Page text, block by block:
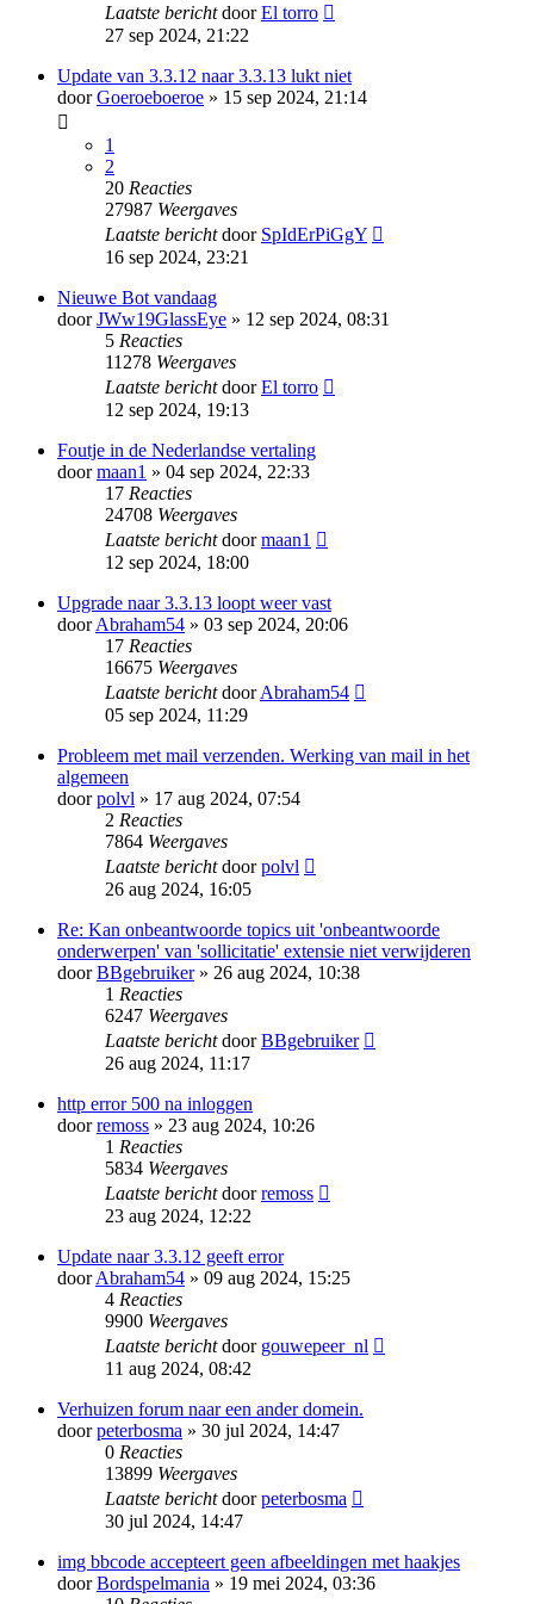
Laatste berichtdoorEl torro
27 sep 2024, 21:22
Update van 3.3.12 naar 3.3.13 lukt niet
doorGoeroeboeroe » 15 sep 2024, 21:14
1
2
20 Reacties
27987 Weergaves
Laatste berichtdoor SpIdErPiGgY
16 sep 2024, 23:21
Nieuwe Bot vandaag
doorJWw19GlassEye » 12 sep 2024, 08:31
5 Reacties
11278 Weergaves
Laatste berichtdoorEl torro
12 sep 2024, 19:13
Foutje in de Nederlandse vertaling
doormaan1 » 04 sep 2024, 22:33
17 Reacties
24708 Weergaves
Laatste berichtdoormaan1
12 sep 2024, 18:00
Upgrade naar 3.3.13 loopt weer vast
doorAbraham54 » 03 sep 2024, 20:06
17 Reacties
16675 Weergaves
Laatste berichtdoorAbraham54
05 sep 2024, 11:29
Probleem met mail verzenden. Werking van mail in het
algemeen
doorpolvl » 17 aug 2024, 07:54
2 Reacties
7864 Weergaves
Laatste berichtdoorpolvl
26 aug 2024, 16:05
Re: Kan onbeantwoorde topics uit 'onbeantwoorde
onderwerpen' van 'sollicitatie' extensie niet verwijderen
doorBBgebruiker» 26 aug 2024, 10:38
1 Reacties
6247 Weergaves
Laatste berichtdoorBBgebruiker
26 aug 2024, 11:17
http error 500 na inloggen
doorremoss » 23 aug 2024, 10:26
1 Reacties
5834 Weergaves
Laatste berichtdoorremoss
23 aug 2024, 12:22
Update naar 3.3.12 geeft error
doorAbraham54 » 09 aug 2024, 15:25
4 Reacties
9900 Weergaves
Laatste berichtdoor gouwepeer_nl
11 aug 2024, 08:42
Verhuizen forum naar een ander domein.
doorpeterbosma » 30 jul 2024, 14:47
0 Reacties
13899 Weergaves
Laatste berichtdoorpeterbosma
30 jul 2024, 14:47
img bbcode accepteert geen afbeeldingen met haakjes
doorBordspelmania » 19 mei 2024, 03:36